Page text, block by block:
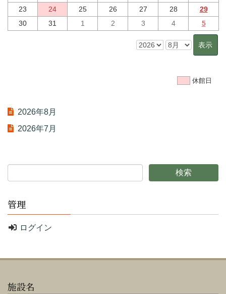
23
24 25 26 27 28
29
30
31 1 2 3 4 5
休館日
2026年8月
2026年7月
管理
ログイン
施設名